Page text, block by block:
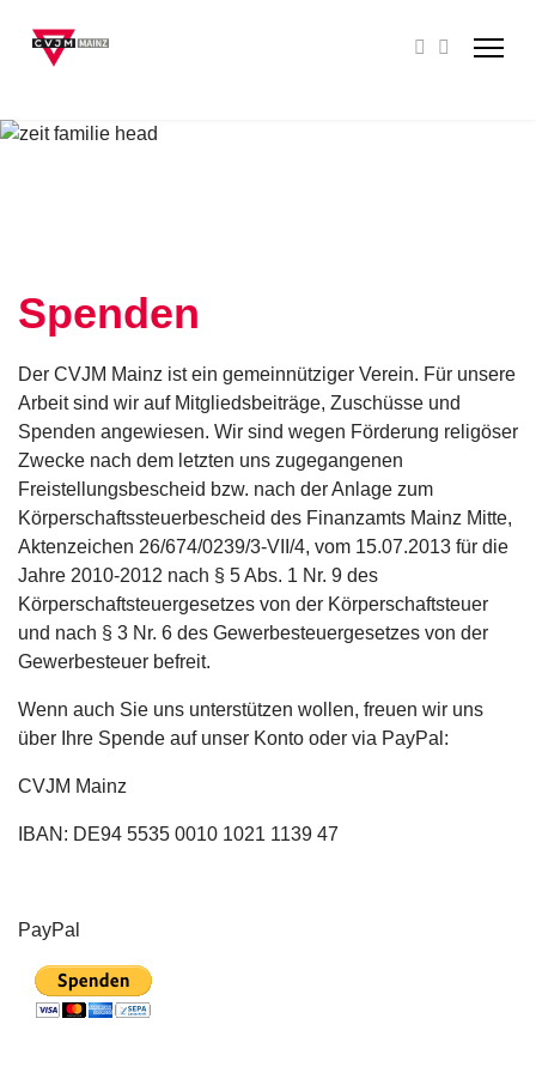
Spenden
Der CVJM Mainz ist ein gemeinnütziger Verein. Für unsere
Arbeit sind wir auf Mitgliedsbeiträge, Zuschüsse und
Spenden angewiesen. Wir sind wegen Förderung religöser
Zwecke nach dem letzten uns zugegangenen
Freistellungsbescheid bzw. nach der Anlage zum
Körperschaftssteuerbescheid des Finanzamts Mainz Mitte,
Aktenzeichen 26/674/0239/3-VII/4, vom 15.07.2013 für die
Jahre 2010-2012 nach § 5 Abs. 1 Nr. 9 des
Körperschaftsteuergesetzes von der Körperschaftsteuer
und nach § 3 Nr. 6 des Gewerbesteuergesetzes von der
Gewerbesteuer befreit.
Wenn auch Sie uns unterstützen wollen, freuen wir uns
über Ihre Spende auf unser Konto oder via PayPal:
CVJM Mainz
IBAN: DE94 5535 0010 1021 1139 47
PayPal